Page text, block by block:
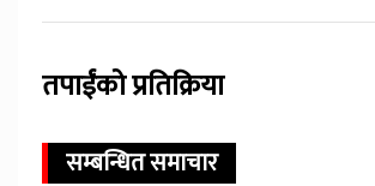
तपाईंको प्रतिक्रिया
सम्बन्धित समाचार